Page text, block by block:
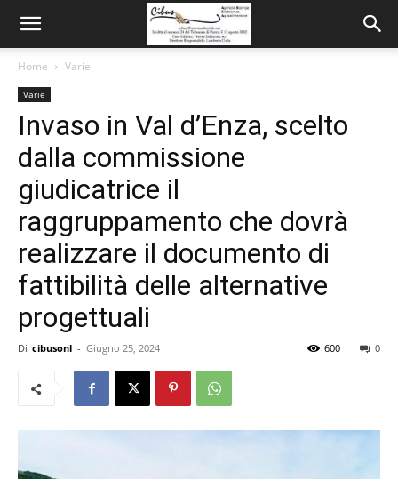
Home Varie
Varie
Invaso in Val d’Enza, scelto
dalla commissione
giudicatrice il
raggruppamento che dovrà
realizzare il documento di
fattibilità delle alternative
progettuali
Di cibusonl - Giugno 25, 2024 0
600